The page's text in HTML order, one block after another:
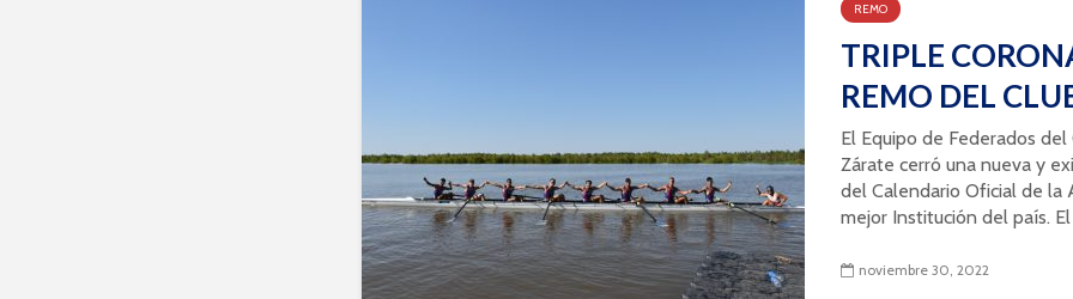
REMO
TRIPLE
REMO DEL
El Equipo de Federados del
Zárate cerró una nueva y
del Calendario Oficial de la
mejor Institución del país.
noviembre 30, 2022